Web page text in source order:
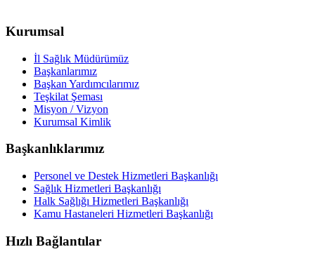
Kurumsal
İl Sağlık Müdürümüz
Başkanlarımız
Başkan Yardımcılarımız
Teşkilat Şeması
Misyon / Vizyon
Kurumsal Kimlik
Başkanlıklarımız
Personel ve Destek Hizmetleri Başkanlığı
Sağlık Hizmetleri Başkanlığı
Halk Sağlığı Hizmetleri Başkanlığı
Kamu Hastaneleri Hizmetleri Başkanlığı
Hızlı Bağlantılar